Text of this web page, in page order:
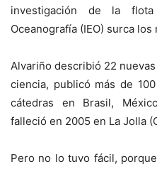
investigación de la
Oceanografía (IEO) surca
Alvariño describió 22
ciencia, publicó más de
cátedras en Brasil,
falleció en 2005 en La Jolla
Pero no lo tuvo fácil,